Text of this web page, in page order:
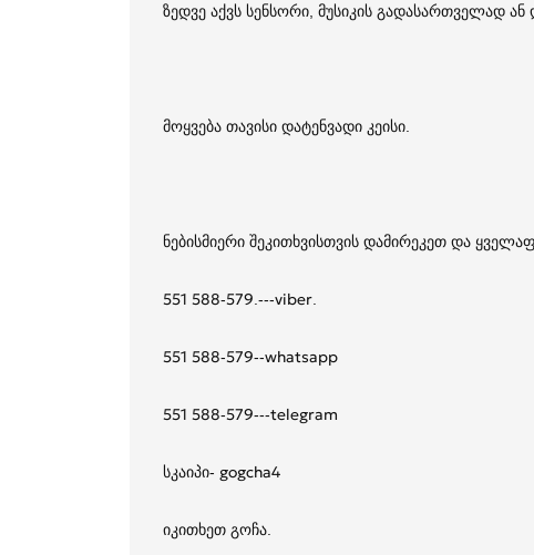
ზედვე აქვს სენსორი, მუსიკის გადასართველად
მოყვება თავისი დატენვადი კეისი.
ნებისმიერი შეკითხვისთვის დამირეკეთ და
551 588-579.---viber.
551 588-579--whatsapp
551 588-579---telegram
სკაიპი- gogcha4
იკითხეთ გოჩა.